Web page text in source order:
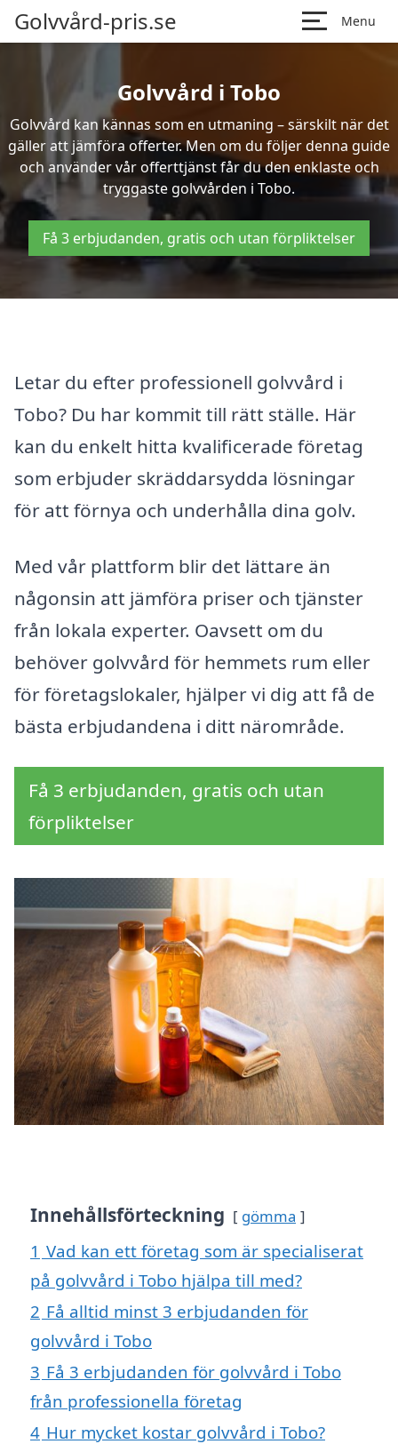
Golvvård-pris.se Menu
Golvvård i Tobo
Golvvård kan kännas som en utmaning – särskilt när det
gäller att jämföra offerter. Men om du följer denna guide
och använder vår offerttjänst får du den enklaste och
tryggaste golvvården i Tobo.
Få 3 erbjudanden, gratis och utan förpliktelser
Letar du efter professionell golvvård i
Tobo? Du har kommit till rätt ställe. Här
kan du enkelt hitta kvalificerade företag
som erbjuder skräddarsydda lösningar
för att förnya och underhålla dina golv.
Med vår plattform blir det lättare än
någonsin att jämföra priser och tjänster
från lokala experter. Oavsett om du
behöver golvvård för hemmets rum eller
för företagslokaler, hjälper vi dig att få de
bästa erbjudandena i ditt närområde.
Få 3 erbjudanden, gratis och utan
förpliktelser
Innehållsförteckning gömma
1 Vad kan ett företag som är specialiserat
på golvvård i Tobo hjälpa till med?
2 Få alltid minst 3 erbjudanden för
golvvård i Tobo
3 Få 3 erbjudanden för golvvård i Tobo
från professionella företag
4 Hur mycket kostar golvvård i Tobo?